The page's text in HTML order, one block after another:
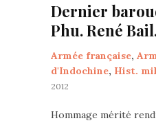
Dernier
Phu. René
Armée française,
d'Indochine, Hist.
2012
Hommage mérité